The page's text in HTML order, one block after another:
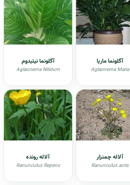
آگلونما ماریا
Aglaonema Maria
آگلونما نیتیدوم
Aglaonema Nitidum
آلاله چمنزار
Ranunculus acris
آلاله رونده
Ranunculus Repens